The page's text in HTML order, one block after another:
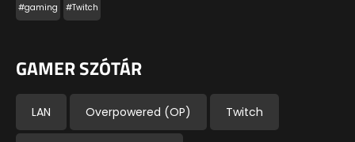
#gaming #Twitch
GAMER SZÓTÁR
LAN Overpowered (OP) Twitch